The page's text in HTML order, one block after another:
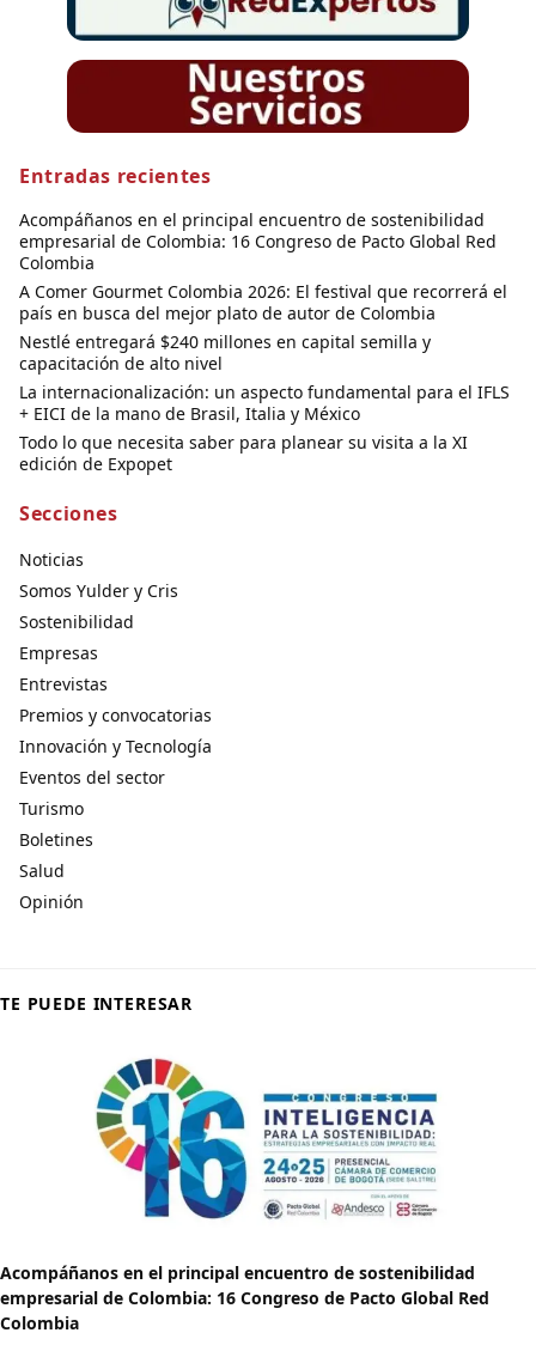
Entradas recientes
Acompáñanos en el principal encuentro de sostenibilidad
empresarial de Colombia: 16 Congreso de Pacto Global Red
Colombia
A Comer Gourmet Colombia 2026: El festival que recorrerá el
país en busca del mejor plato de autor de Colombia
Nestlé entregará $240 millones en capital semilla y
capacitación de alto nivel
La internacionalización: un aspecto fundamental para el IFLS
+ EICI de la mano de Brasil, Italia y México
Todo lo que necesita saber para planear su visita a la XI
edición de Expopet
Secciones
Noticias
Somos Yulder y Cris
Sostenibilidad
Empresas
Entrevistas
Premios y convocatorias
Innovación y Tecnología
Eventos del sector
Turismo
Boletines
Salud
Opinión
TE PUEDE INTERESAR
Acompáñanos en el principal encuentro de sostenibilidad
empresarial de Colombia: 16 Congreso de Pacto Global Red
Colombia